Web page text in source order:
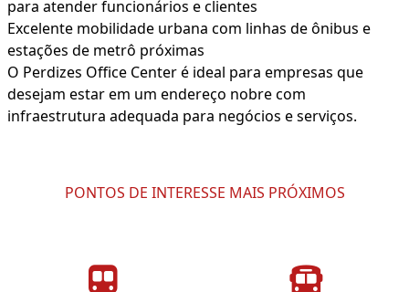
para atender funcionários e clientes
Excelente mobilidade urbana com linhas de ônibus e
estações de metrô próximas
O Perdizes Office Center é ideal para empresas que
desejam estar em um endereço nobre com
infraestrutura adequada para negócios e serviços.
PONTOS DE INTERESSE MAIS PRÓXIMOS